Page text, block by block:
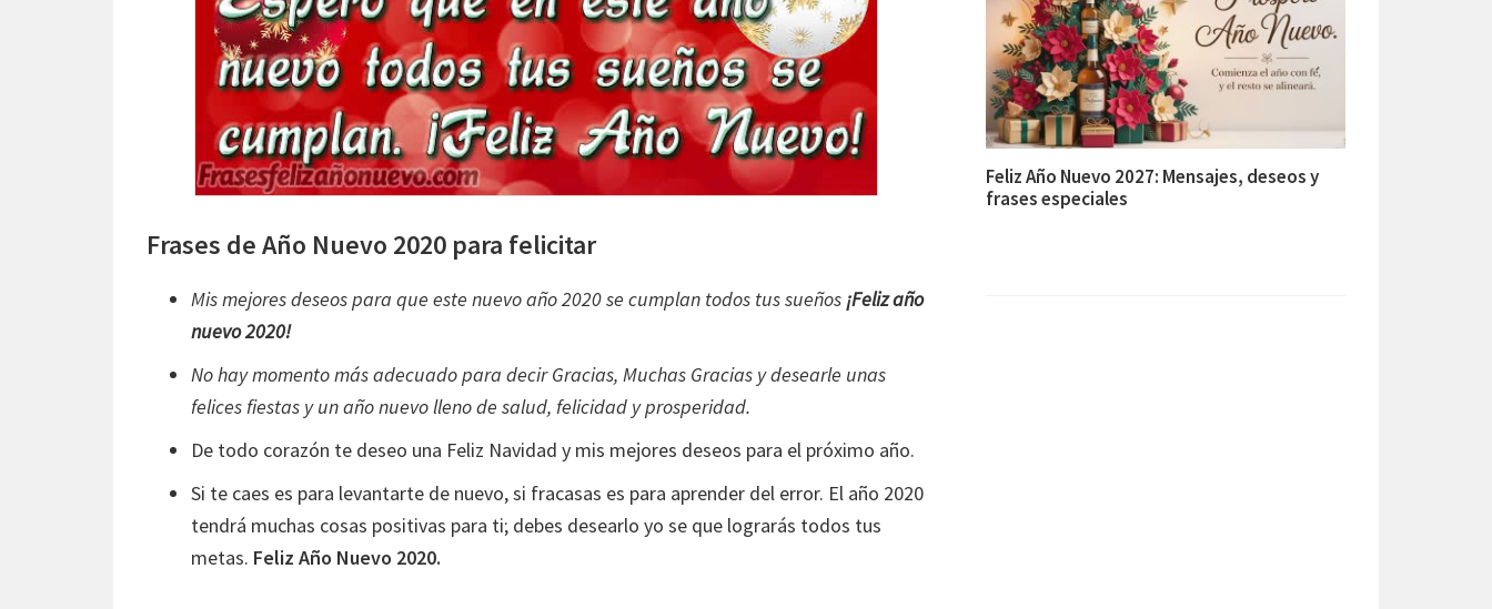
Frases de Año Nuevo 2020 para felicitar
Mis mejores deseos para que este nuevo año 2020 se cumplan todos tus sueños ¡Feliz año
nuevo 2020!
No hay momento más adecuado para decir Gracias, Muchas Gracias y desearle unas
felices fiestas y un año nuevo lleno de salud, felicidad y prosperidad.
De todo corazón te deseo una Feliz Navidad y mis mejores deseos para el próximo año.
Si te caes es para levantarte de nuevo, si fracasas es para aprender del error. El año 2020
tendrá muchas cosas positivas para ti; debes desearlo yo se que lograrás todos tus
metas. Feliz Año Nuevo 2020.
Feliz Año Nuevo 2027: Mensajes, deseos y
frases especiales